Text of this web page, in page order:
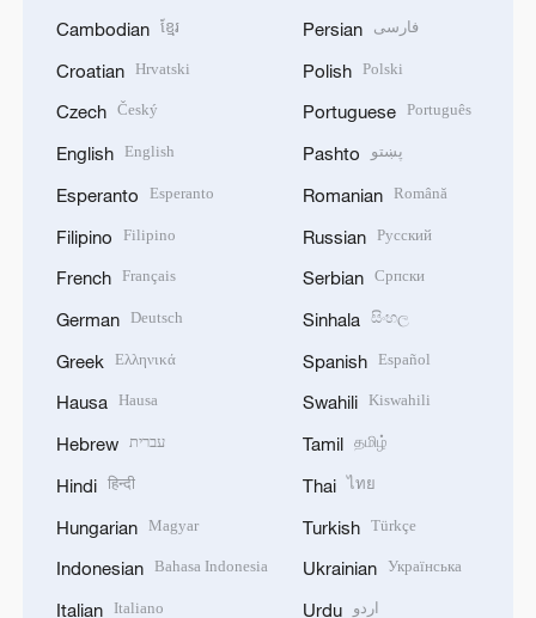
Cambodian ខ្មែរ
Croatian Hrvatski
Czech Český
English English
Esperanto Esperanto
Filipino Filipino
French Français
German Deutsch
Greek Ελληνικά
Hausa Hausa
Hebrew עברית
Hindi हिन्दी
Hungarian Magyar
Indonesian Bahasa Indonesia
Italian Italiano
Persian فارسی
Polish Polski
Portuguese Português
Pashto پښتو
Romanian Română
Russian Русский
Serbian Српски
Sinhala සිංහල
Spanish Español
Swahili Kiswahili
Tamil தமிழ்
Thai ไทย
Turkish Türkçe
Ukrainian Українська
Urdu اردو